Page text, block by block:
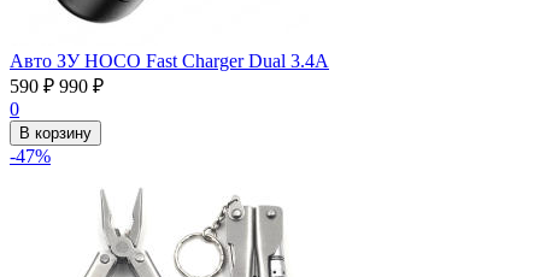
Авто ЗУ HOCO Fast Charger Dual 3.4А
590 ₽ 990 ₽
0
В корзину
-47%